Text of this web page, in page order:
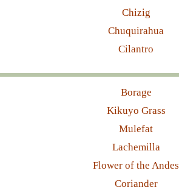
Chizig
Chuquirahua
Cilantro
Borage
Kikuyo Grass
Mulefat
Lachemilla
Flower of the Andes
Coriander